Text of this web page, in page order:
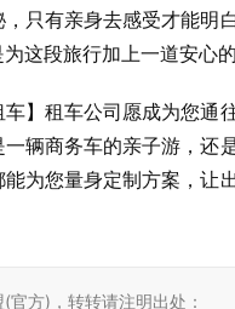
只有亲身去感受才能明
这段旅行加上一道安心的
租车公司愿成为您通
辆商务车的亲子游，还
为您量身定制方案，让
官方)，转转请注明出处：